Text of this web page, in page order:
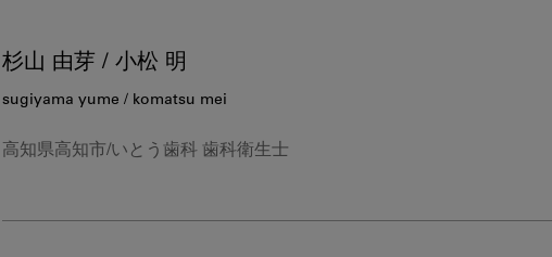
杉山 由芽 / 小松 明
sugiyama yume / komatsu mei
高知県高知市/いとう歯科 歯科衛生士